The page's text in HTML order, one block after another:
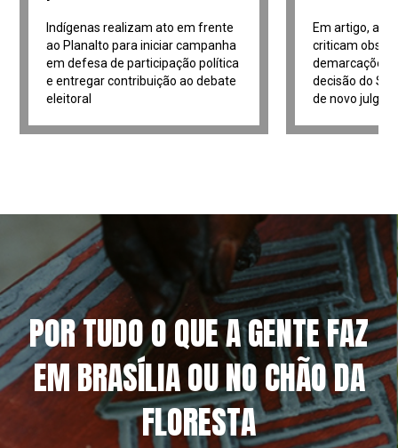
Indígenas realizam ato em frente
ao Planalto para iniciar campanha
em defesa de participação política
e entregar contribuição ao debate
eleitoral
Em artigo,
criticam
demarcações
decisão do
de novo
POR TUDO O QUE A GENTE FAZ
EM BRASÍLIA OU NO CHÃO DA
FLORESTA